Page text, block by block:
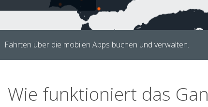
Fahrten über die mobilen Apps buchen und verwalten.
Wie funktioniert das